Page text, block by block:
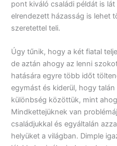
pont kiváló családi példát is
elrendezett házasság is lehet
szeretettel teli.
Úgy tűnik, hogy a két fiatal
de aztán ahogy az lenni
hatására egyre több időt
egymást és kiderül, hogy
különbség közöttük, mint
Mindkettejüknek van
családjukkal és egyáltalán
helyüket a világban. Dimple